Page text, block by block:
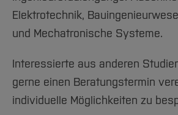
Elektrotechnik,
und Mechatronische Systeme.
Interessierte aus anderen
gerne einen Beratungstermin
individuelle Möglichkeiten zu